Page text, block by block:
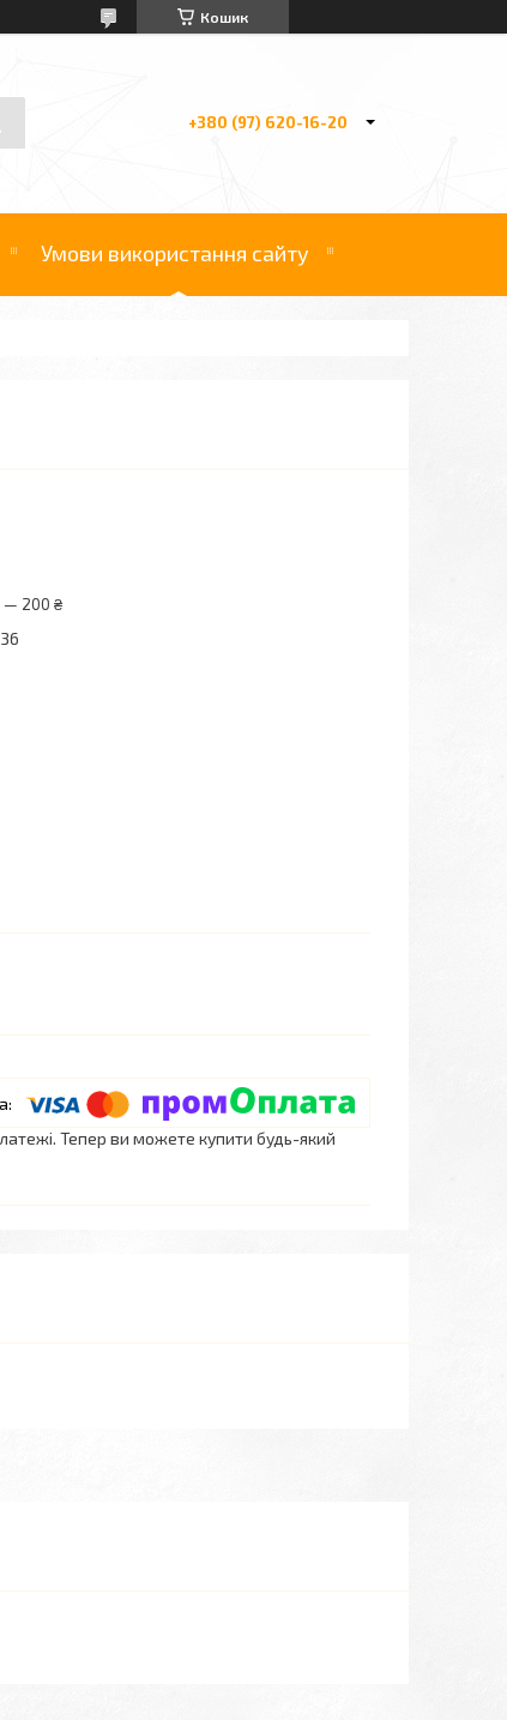
Кошик
+380 (97) 620-16-20
Умови використання сайту
— 200 ₴
Тепер ви можете купити будь-який